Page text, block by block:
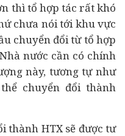
thì tổ hợp tác rất khó
chưa nói tới khu vực
chuyển đổi từ tổ hợp
nước cần có chính
này, tương tự như
chuyển đổi thành
thành HTX sẽ được tư